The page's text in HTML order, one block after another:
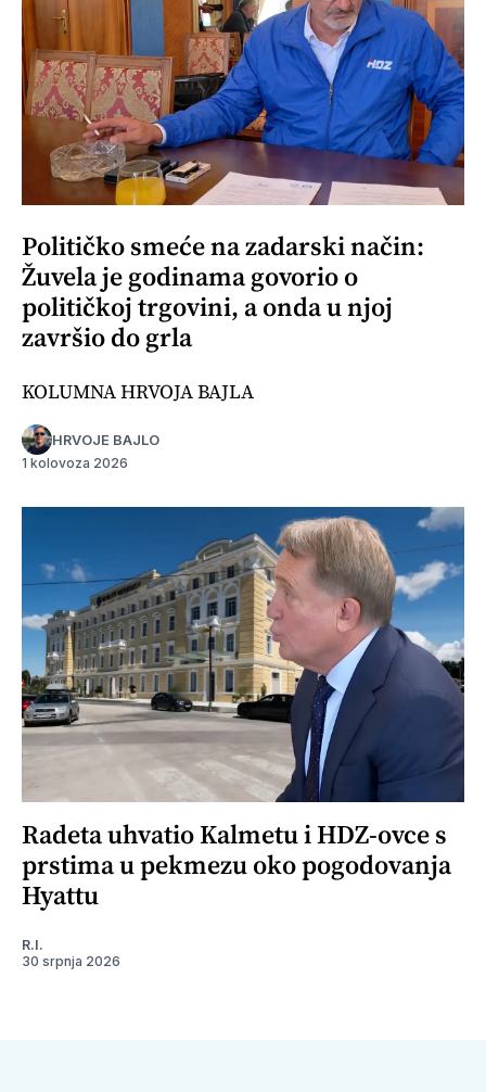
Političko smeće na zadarski način:
Žuvela je godinama govorio o
političkoj trgovini, a onda u njoj
završio do grla
KOLUMNA HRVOJA BAJLA
HRVOJE BAJLO
1 kolovoza 2026
Radeta uhvatio Kalmetu i HDZ-ovce s
prstima u pekmezu oko pogodovanja
Hyattu
R.I.
30 srpnja 2026